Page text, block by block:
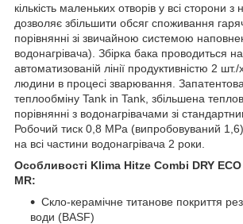
кількість маленьких отворів у всі сторони
дозволяє збільшити обсяг споживання
порівнянні зі звичайною системою
водонагрівача). Збірка бака проводиться
автоматизованій лінії продуктивністю 2 шт./
людини в процесі зварювання.
теплообміну Tank in Tank, збільшена
порівнянні з водонагрівачами зі
Робочий тиск 0,8 MPa (випробовуваний
на всі частини водонагрівача 2 роки.
Особливості Klima Hitze Combi DRY
MR:
Скло-керамічне титанове покриття
води (BASF)